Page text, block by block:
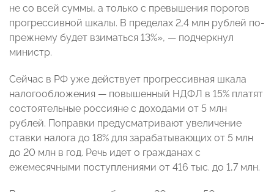
не со всей суммы, а только с превышения порогов
прогрессивной шкалы. В пределах 2,4 млн рублей по-
прежнему будет взиматься 13%», — подчеркнул
министр.
Сейчас в РФ уже действует прогрессивная шкала
налогообложения — повышенный НДФЛ в 15% платят
состоятельные россияне с доходами от 5 млн
рублей. Поправки предусматривают увеличение
ставки налога до 18% для зарабатывающих от 5 млн
до 20 млн в год. Речь идет о гражданах с
ежемесячными поступлениями от 416 тыс. до 1,7 млн.